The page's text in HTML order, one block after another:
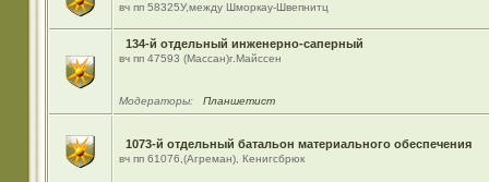
вч пп 58325У,между Шморкау-Швепнитц
134-й отдельный инженерно-саперный
вч пп 47593 (Массан)г.Майссен
Модераторы: Планшетист
1073-й отдельный батальон материального обеспечения
вч пп 61076,(Агреман), Кенигсбрюк